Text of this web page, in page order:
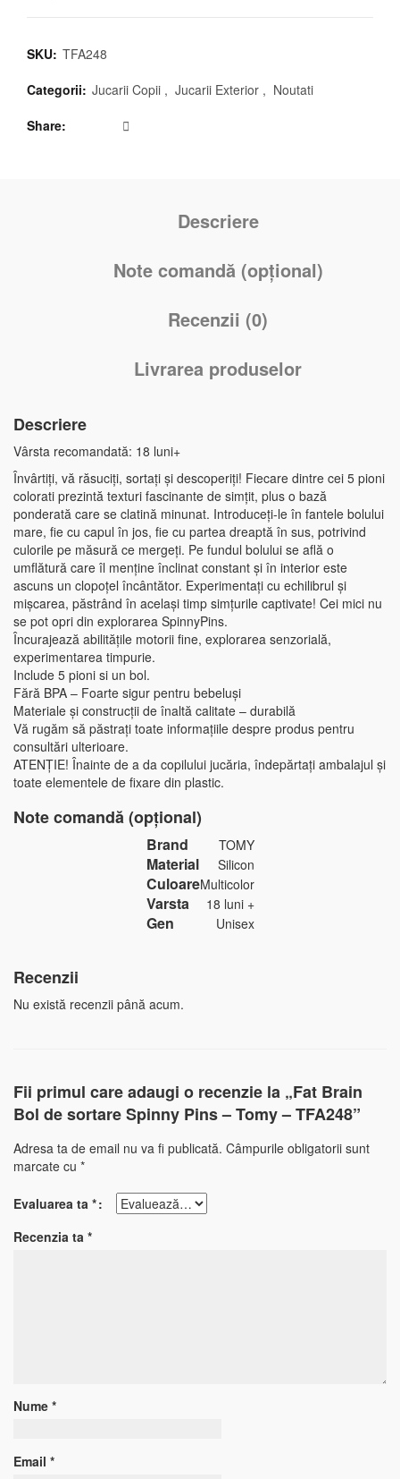
SKU: TFA248
Categorii: Jucarii Copii , Jucarii Exterior , Noutati
Share
Descriere
Note comandă (opțional)
Recenzii (0)
Livrarea produselor
Descriere
Vârsta recomandată: 18 luni+
Învârtiți, vă răsuciți, sortați și descoperiți! Fiecare dintre cei 5 pioni
colorati prezintă texturi fascinante de simțit, plus o bază
ponderată care se clatină minunat. Introduceți-le în fantele bolului
mare, fie cu capul în jos, fie cu partea dreaptă în sus, potrivind
culorile pe măsură ce mergeți. Pe fundul bolului se află o
umflătură care îl menține înclinat constant și în interior este
ascuns un clopoțel încântător. Experimentați cu echilibrul și
mișcarea, păstrând în același timp simțurile captivate! Cei mici nu
se pot opri din explorarea SpinnyPins.
Încurajează abilitățile motorii fine, explorarea senzorială,
experimentarea timpurie.
Include 5 pioni si un bol.
Fără BPA – Foarte sigur pentru bebeluși
Materiale și construcții de înaltă calitate – durabilă
Vă rugăm să păstrați toate informațiile despre produs pentru
consultări ulterioare.
ATENȚIE! Înainte de a da copilului jucăria, îndepărtați ambalajul și
toate elementele de fixare din plastic.
Note comandă (opțional)
Brand TOMY
Material Silicon
CuloareMulticolor
Varsta 18 luni +
Gen Unisex
Recenzii
Nu există recenzii până acum.
Fii primul care adaugi o recenzie la „Fat Brain
Bol de sortare Spinny Pins – Tomy – TFA248”
Adresa ta de email nu va fi publicată. Câmpurile obligatorii sunt
marcate cu *
Evaluarea ta *
Recenzia ta *
Nume *
Email *